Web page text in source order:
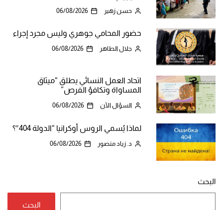
حسن زهير 06/08/2026
حضور المحامي جوهري وليس مجرد إجراء
جلال الطاهر 06/08/2026
اتحاد العمل النسائي يطلق “ميثاق
المساواة وتكافؤ الفرص”
السؤال الآن 06/08/2026
لماذا يُسمي الروس أوكرانيا “الدولة 404″؟
د. زياد منصور 06/08/2026
البحث
البحث